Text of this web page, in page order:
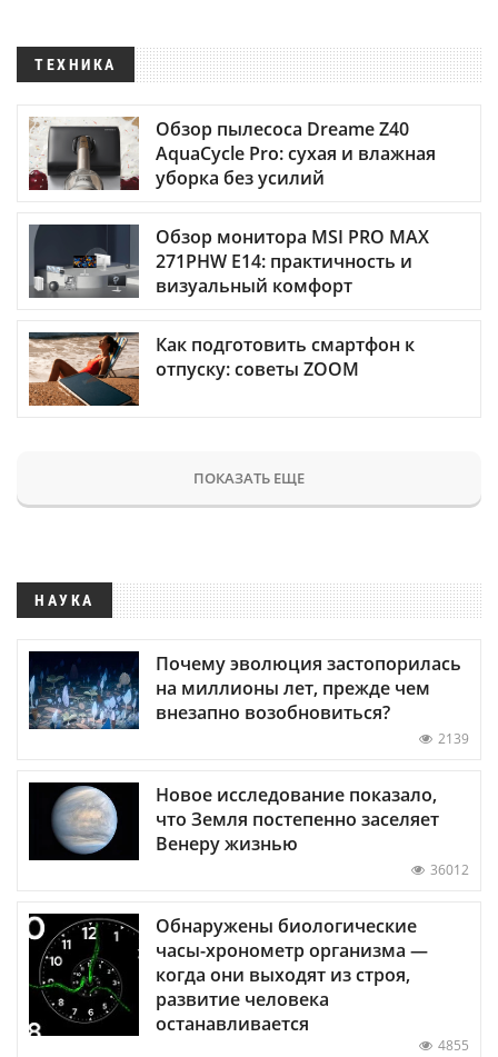
ТЕХНИКА
Обзор пылесоса Dreame Z40
AquaCycle Pro: сухая и влажная
уборка без усилий
Обзор монитора MSI PRO MAX
271PHW E14: практичность и
визуальный комфорт
Как подготовить смартфон к
отпуску: советы ZOOM
ПОКАЗАТЬ ЕЩЕ
НАУКА
Почему эволюция застопорилась
на миллионы лет, прежде чем
внезапно возобновиться?
2139
Новое исследование показало,
что Земля постепенно заселяет
Венеру жизнью
36012
Обнаружены биологические
часы-хронометр организма —
когда они выходят из строя,
развитие человека
останавливается
4855